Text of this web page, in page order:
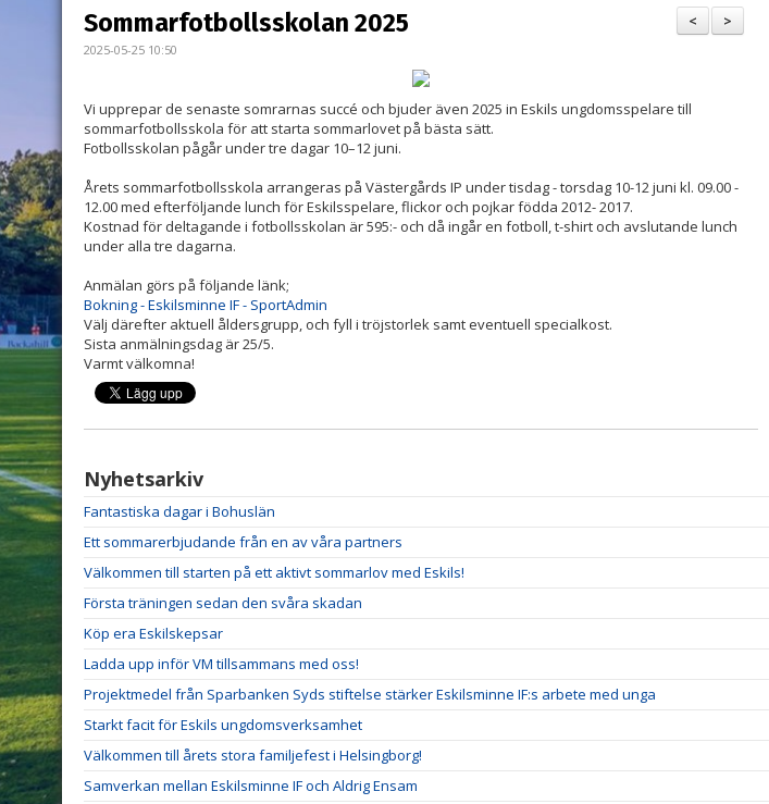
>
<
Sommarfotbollsskolan 2025
2025-05-25 10:50
Vi upprepar de senaste somrarnas succé och bjuder även 2025 in Eskils ungdomsspelare till
sommarfotbollsskola för att starta sommarlovet på bästa sätt.
Fotbollsskolan pågår under tre dagar 10–12 juni.
Årets sommarfotbollsskola arrangeras på Västergårds IP under tisdag - torsdag 10-12 juni kl. 09.00 -
12.00 med efterföljande lunch för Eskilsspelare, flickor och pojkar födda 2012- 2017.
Kostnad för deltagande i fotbollsskolan är 595:- och då ingår en fotboll, t-shirt och avslutande lunch
under alla tre dagarna.
Anmälan görs på följande länk;
Bokning - Eskilsminne IF - SportAdmin
Välj därefter aktuell åldersgrupp, och fyll i tröjstorlek samt eventuell specialkost.
Sista anmälningsdag är 25/5.
Varmt välkomna!
Nyhetsarkiv
Fantastiska dagar i Bohuslän
Ett sommarerbjudande från en av våra partners
Välkommen till starten på ett aktivt sommarlov med Eskils!
Första träningen sedan den svåra skadan
Köp era Eskilskepsar
Ladda upp inför VM tillsammans med oss!
Projektmedel från Sparbanken Syds stiftelse stärker Eskilsminne IF:s arbete med unga
Starkt facit för Eskils ungdomsverksamhet
Välkommen till årets stora familjefest i Helsingborg!
Samverkan mellan Eskilsminne IF och Aldrig Ensam